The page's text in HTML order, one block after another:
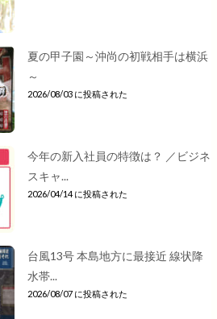
夏の甲子園～沖尚の初戦相手は横浜
～
2026/08/03 に投稿された
今年の新入社員の特徴は？ ／ビジネ
スキャ...
2026/04/14 に投稿された
台風13号 本島地方に最接近 線状降
水帯...
2026/08/07 に投稿された